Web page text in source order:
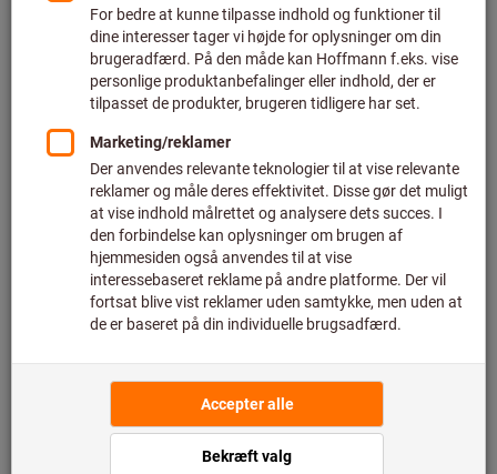
I varekurven
Anslået leveringstid: 1-2 uger Videresendelse af levering
Bemærk venligst den forlængede leveringstid og den
begrænsede rådgivning:
Vi bestiller denne vare til dig direkte fra producenten, da
den ikke er en del af vores hovedsortiment og derfor ikke
er på lager hos os. Info
Tilføj til ønskeliste Del artikel